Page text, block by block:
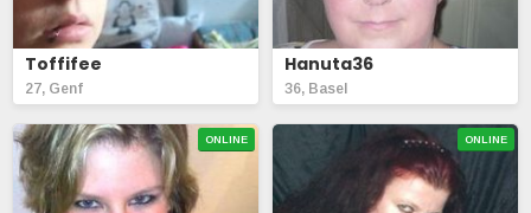
Toffifee
27, Genf
Hanuta36
36, Basel
ONLINE ONLINE